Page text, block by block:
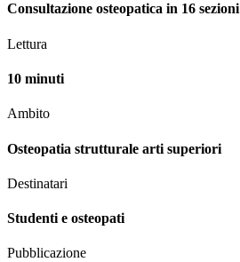
Consultazione osteopatica in 16 sezioni
Lettura
10 minuti
Ambito
Osteopatia strutturale arti superiori
Destinatari
Studenti e osteopati
Pubblicazione